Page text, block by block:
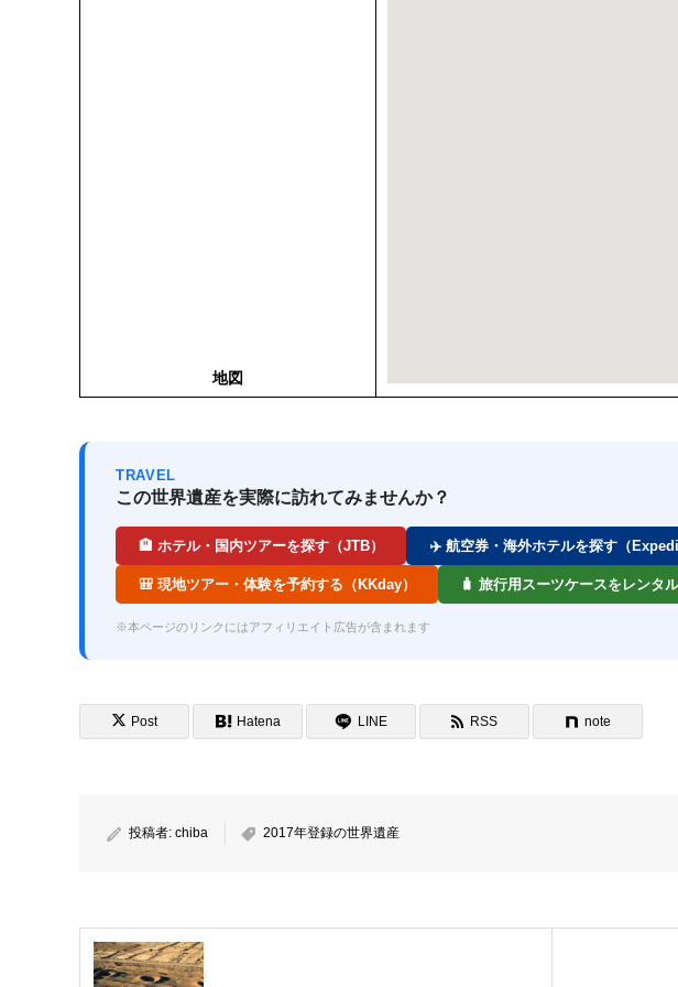
地図
TRAVEL
この世界遺産を実際に訪れてみませんか？
🏨 ホテル・国内ツアーを探す（JTB） ✈️ 航空券・海外ホテルを探す（
🎒 現地ツアー・体験を予約する（KKday） 🧳 旅行用スーツケースをレンタ
※本ページのリンクにはアフィリエイト広告が含まれます
Post Hatena LINE RSS note
投稿者: chiba 2017年登録の世界遺産